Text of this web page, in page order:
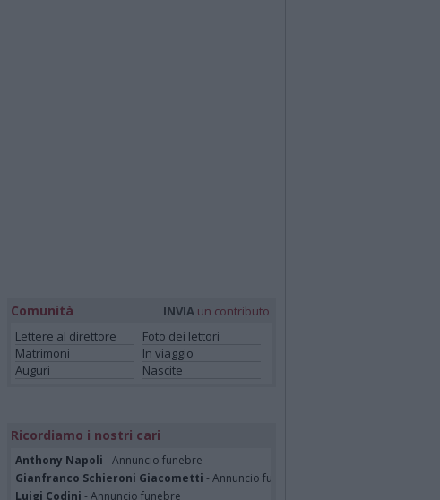
Comunità INVIA un contributo
Lettere al direttore
Foto dei lettori
Matrimoni
In viaggio
Auguri
Nascite
Ricordiamo i nostri cari
Anthony Napoli - Annuncio funebre
Gianfranco Schieroni Giacometti - Annuncio funebre
Luigi Codini - Annuncio funebre